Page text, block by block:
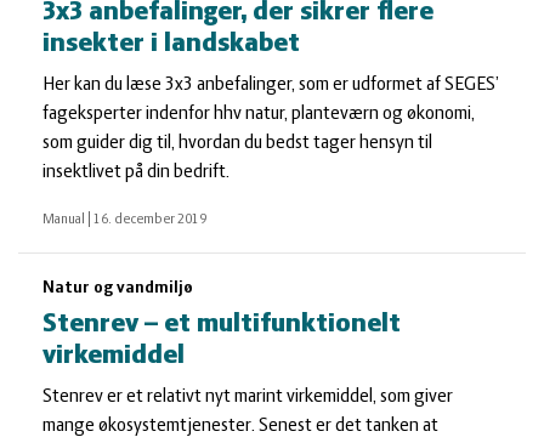
3x3 anbefalinger, der sikrer flere
insekter i landskabet
Her kan du læse 3x3 anbefalinger, som er udformet af SEGES’
fageksperter indenfor hhv natur, planteværn og økonomi,
som guider dig til, hvordan du bedst tager hensyn til
insektlivet på din bedrift.
Manual 16. december 2019
Natur og vandmiljø
Stenrev – et multifunktionelt
virkemiddel
Stenrev er et relativt nyt marint virkemiddel, som giver
mange økosystemtjenester. Senest er det tanken at